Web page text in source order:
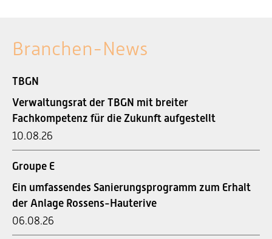
Branchen-News
TBGN
Verwaltungsrat der TBGN mit breiter
Fachkompetenz für die Zukunft aufgestellt
10.08.26
Groupe E
Ein umfassendes Sanierungsprogramm zum Erhalt
der Anlage Rossens-Hauterive
06.08.26